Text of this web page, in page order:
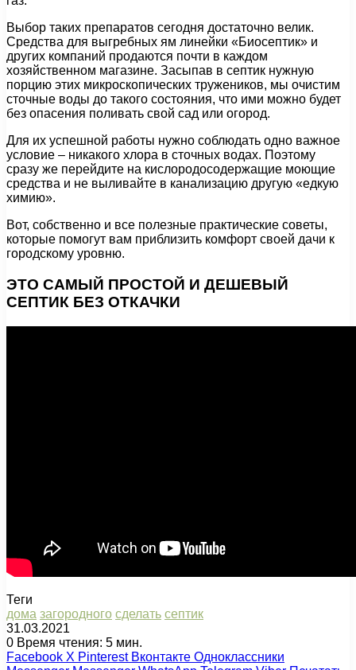
Выбор таких препаратов сегодня достаточно велик.
Средства для выгребных ям линейки «Биосептик» и
других компаний продаются почти в каждом
хозяйственном магазине. Засыпав в септик нужную
порцию этих микроскопических тружеников, мы очистим
сточные воды до такого состояния, что ими можно будет
без опасения поливать свой сад или огород.
Для их успешной работы нужно соблюдать одно важное
условие – никакого хлора в сточных водах. Поэтому
сразу же перейдите на кислородосодержащие моющие
средства и не выливайте в канализацию другую «едкую
химию».
Вот, собственно и все полезные практические советы,
которые помогут вам приблизить комфорт своей дачи к
городскому уровню.
ЭТО САМЫЙ ПРОСТОЙ И ДЕШЕВЫЙ
СЕПТИК БЕЗ ОТКАЧКИ
Теги
дома загородного сделать септик
31.03.2021
0 Время чтения: 5 мин.
Facebook X Pinterest Вконтакте Одноклассники